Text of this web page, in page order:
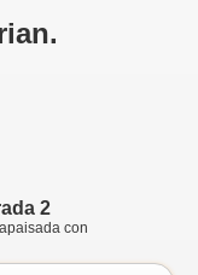
2
con